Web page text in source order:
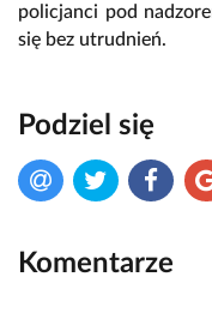
policjanci pod
się bez utrudnień.
Podziel się
Komentarze